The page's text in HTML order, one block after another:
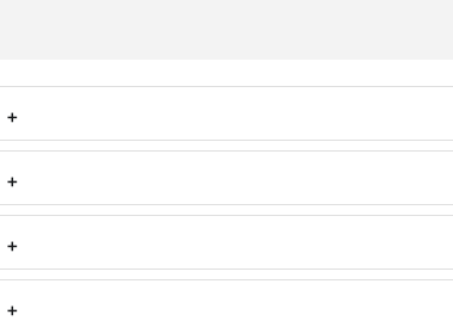
شده‌اند و یادگیری انجام موضوع آموزش پس از مشارکت فعال
در موقعیت‌های شغلی مناسبی در این حرفه قرار گیرند.
پروژه‌های مشاوره پس از آموزش به ذینفعان و متولیان منابع
سازمان نیز در آینده وابسته به مشاور نبوده و می‌تواند خود،
متفاوت با فعالان دیجیتال مارکتینگ فعال در فضای مجازی و